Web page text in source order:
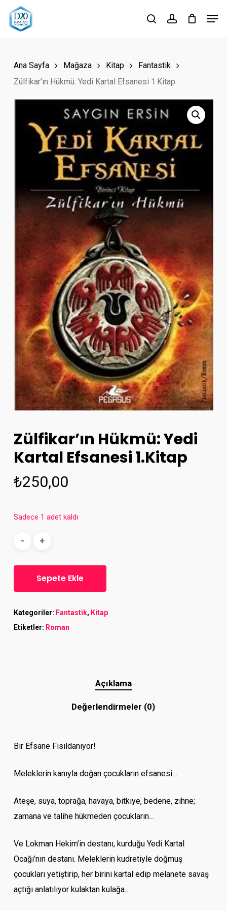
Skip
searchaccount
Ana Sayfa Mağaza Kitap
Fantastik
Zülfikar’ın Hükmü: Yedi Kartal Efsanesi 1.Kitap
Zülfikar’ın Hükmü: Yedi
Kartal Efsanesi 1.Kitap
₺250,00
Sadece 1 adet kaldı
Sepete Ekle
Kategoriler: Fantastik, Kitap
Etiketler: Roman
Açıklama
Değerlendirmeler (0)
Bir Efsane Fısıldanıyor!
Meleklerin kanıyla doğan çocukların efsanesi…
Ateşe, suya, toprağa, havaya, bitkiye, bedene, zihne;
zamana ve talihe hükmeden çocukların…
Ve Lokman Hekim’in destanı, kurduğu Yedi Kartal
Ocağı’nın destanı. Meleklerin kudretiyle doğmuş
çocukları yetiştirip, her birini kartal edip melanete savaş
açtığı anlatılıyor kulaktan kulağa…